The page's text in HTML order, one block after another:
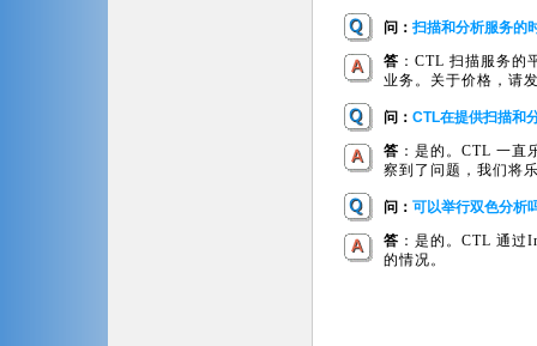
问： 扫描和分析服务的
答 ：CTL 扫描服务的
业务。关于价格，请
问： CTL在提供扫描和
答 ：是的。CTL 一
察到了问题，我们将
问： 可以举行双色分析
答 ：是的。CTL 通过
的情况。